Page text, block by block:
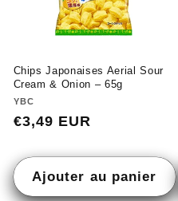
Chips Japonaises Aerial Sour
Cream & Onion – 65g
Fournisseur :
YBC
Prix
€3,49 EUR
Ajouter au panier